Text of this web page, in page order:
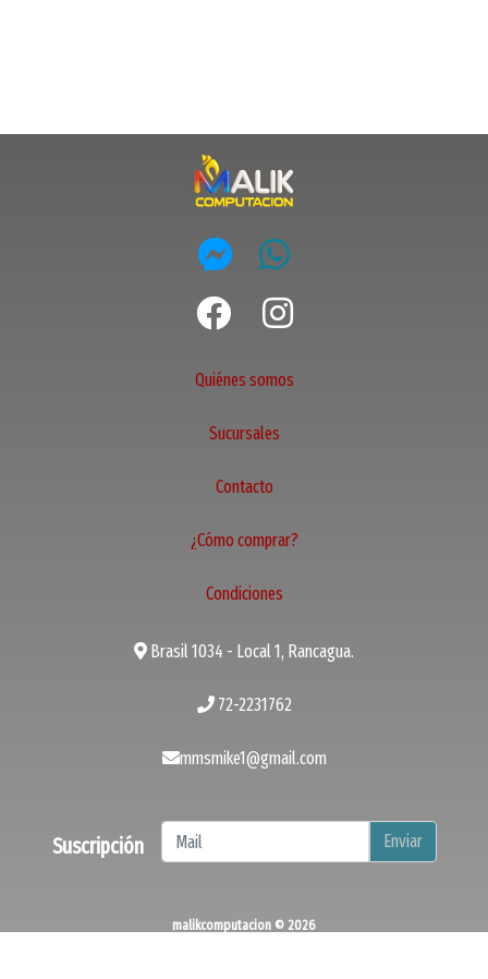
Quiénes somos
Sucursales
Contacto
¿Cómo comprar?
Condiciones
Brasil 1034 - Local 1, Rancagua.
72-2231762
mmsmike1@gmail.com
Suscripción Enviar
malikcomputacion © 2026